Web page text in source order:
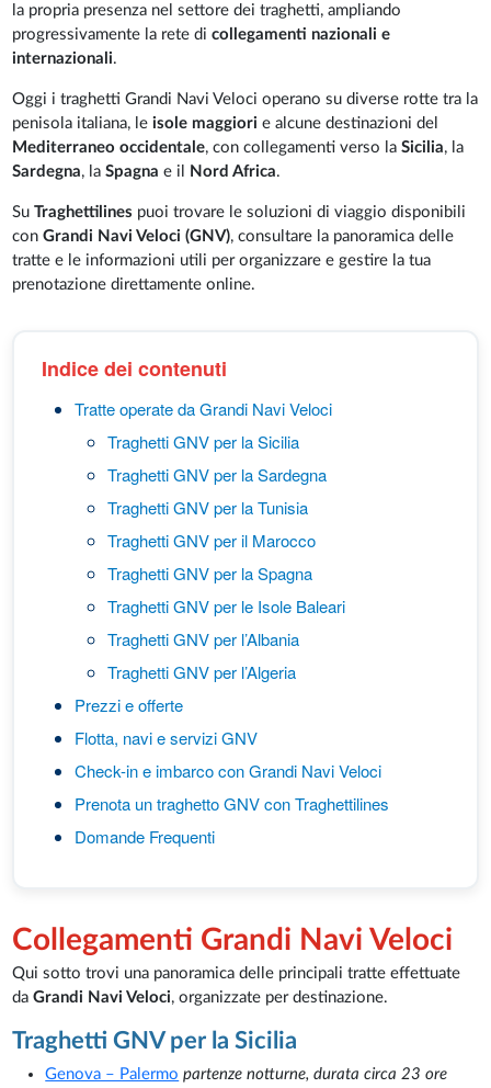
la propria presenza nel settore dei traghetti, ampliando
progressivamente la rete dicollegamenti nazionali e
internazionali.
Oggi i traghetti Grandi Navi Veloci operano su diverse rotte tra la
penisola italiana, leisole maggiori e alcune destinazioni del
Mediterraneo occidentale, con collegamenti verso laSicilia, la
Sardegna, laSpagna e il Nord Africa.
SuTraghettilines puoi trovare le soluzioni di viaggio disponibili
conGrandi Navi Veloci (GNV), consultare la panoramica delle
tratte e le informazioni utili per organizzare e gestire la tua
prenotazione direttamente online.
Indice dei contenuti
Tratte operate da Grandi Navi Veloci
Traghetti GNV per la Sicilia
Traghetti GNV per la Sardegna
Traghetti GNV per la Tunisia
Traghetti GNV per il Marocco
Traghetti GNV per la Spagna
Traghetti GNV per le Isole Baleari
Traghetti GNV per l’Albania
Traghetti GNV per l’Algeria
Prezzi e offerte
Flotta, navi e servizi GNV
Check-in e imbarco con Grandi Navi Veloci
Prenota un traghetto GNV con Traghettilines
Domande Frequenti
Collegamenti Grandi Navi Veloci
Qui sotto trovi una panoramica delle principali tratte effettuate
daGrandi Navi Veloci, organizzate per destinazione.
Traghetti GNV per la Sicilia
Genova – Palermo partenzenotturne, durata circa 23 ore